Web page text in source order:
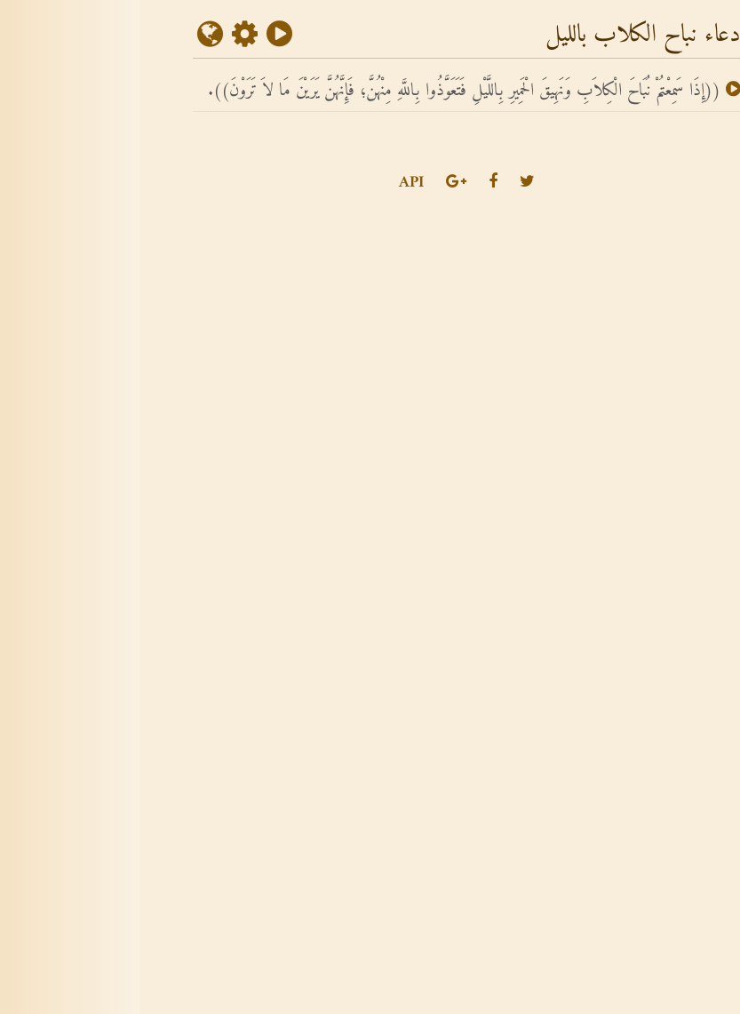
دعاء نباح الكلاب بالليل
((إِذَا سَمِعْتُمْ نُبَاحَ الْكِلاَبِ وَنَهِيقَ الْحَمِيرِ بِاللَّيْلِ فَتَعَوَّذُوا بِاللَّهِ مِنْهُنَّ؛ فَإِنَّهُنَّ يَرَيْنَ مَا لاَ تَرَوْنَ)).
API